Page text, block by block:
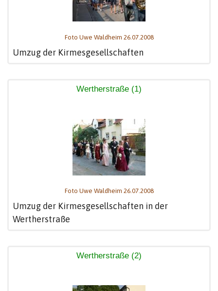
Foto Uwe Waldheim 26.07.2008
Umzug der Kirmesgesellschaften
Wertherstraße (1)
Foto Uwe Waldheim 26.07.2008
Umzug der Kirmesgesellschaften in der
Wertherstraße
Wertherstraße (2)